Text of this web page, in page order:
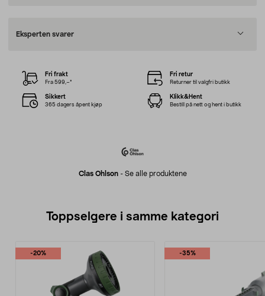
Eksperten svarer
Clas Ohlson- Se alle produktene
Fri frakt
Fra 599,–*
Fri retur
Returner til valgfri butikk
Sikkert
365 dagers åpent kjøp
Klikk&Hent
Bestill på nett og hent i butikk
Toppselgere i samme kategori
-20% -35%